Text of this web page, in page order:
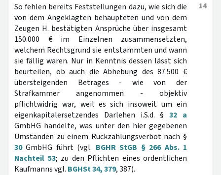
14
So fehlen bereits Feststellungen dazu, wie sich die
von dem Angeklagten behaupteten und von dem
Zeugen H. bestätigten Ansprüche über insgesamt
150.000 € im Einzelnen zusammensetzten,
welchem Rechtsgrund sie entstammten und wann
sie fällig waren. Nur in Kenntnis dessen lässt sich
beurteilen, ob auch die Abhebung des 87.500 €
übersteigenden Betrages - wie von der
Strafkammer angenommen - objektiv
pflichtwidrig war, weil es sich insoweit um ein
eigenkapitalersetzendes Darlehen i.S.d. §32 a
GmbHG handelte, was unter den hier gegebenen
Umständen zu einem Rückzahlungsverbot nach §
30GmbHG führt (vgl. BGHR StGB § 266 Abs. 1
Nachteil 53; zu den Pflichten eines ordentlichen
Kaufmanns vgl. BGHSt 34, 379, 387).